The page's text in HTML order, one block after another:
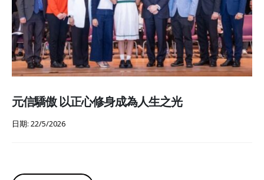
元信驕傲 以正心修身成為人生之光
日期: 22/5/2026